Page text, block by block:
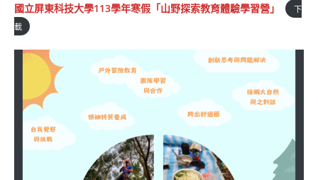
國立屏東科技大學113學年寒假「山野探索教育體驗學習營」
下
載